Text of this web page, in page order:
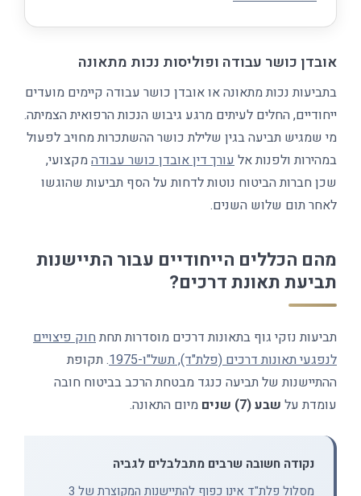
אובדן כושר עבודה ופוליסות נכות מתאונה
בתביעות נכות מתאונה או אובדן כושר עבודה קיימים מועדים
ייחודיים, החלים לעיתים מרגע גיבוש הנכות הרפואית הצמיתה.
מי שמגיש תביעה בגין שלילת כושר ההשתכרות מחויב לפעול
במהירות ולפנות אלעורך דין אובדן כושר עבודהמקצועי,
שכן חברות הביטוח נוטות לדחות על הסף תביעות שהוגשו
לאחר תום שלוש השנים.
מהם הכללים הייחודיים עבור התיישנות
תביעת תאונת דרכים?
תביעות נזקי גוף בתאונות דרכים מוסדרות תחתחוק פיצויים
לנפגעי תאונות דרכים (פלת"ד), תשל"ו-1975
. תקופת
ההתיישנות של תביעה כנגד מבטחת הרכב בביטוח חובה
עומדת על שבע (7) שנים מיום התאונה.
נקודה חשובה שרבים מתבלבלים לגביה
מסלול פלת"ד אינו כפוף להתיישנות המקוצרת של 3